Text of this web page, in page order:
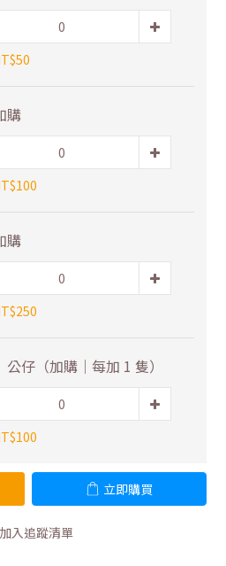
購
購
仔（加購｜每加 1 隻）
立即購買
加入追蹤清單